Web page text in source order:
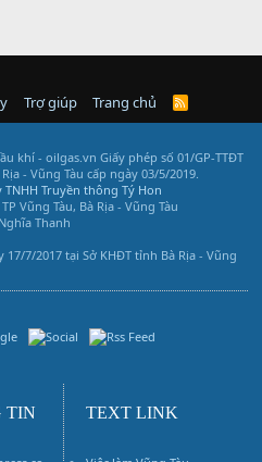
Trợ giúp Trang chủ
R
khí - oilgas.vn Giấy phép số 01/GP-TTĐT
- Vũng Tàu cấp ngày 03/5/2019.
TNHH Truyền thông Tý Hon
Vũng Tàu, Bà Rịa - Vũng Tàu
Thanh
17/7/2017 tại Sở KHĐT tỉnh Bà Rịa - Vũng
TIN TEXT LINK